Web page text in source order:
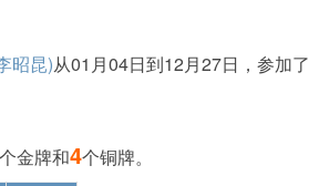
昭昆)从01月04日到12月27日，参加了
个金牌和4个铜牌。